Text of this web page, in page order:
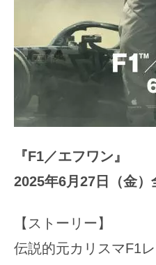
『F1／エフワン』
2025年6月27日（金）
【ストーリー】
伝説的元カリスマF1